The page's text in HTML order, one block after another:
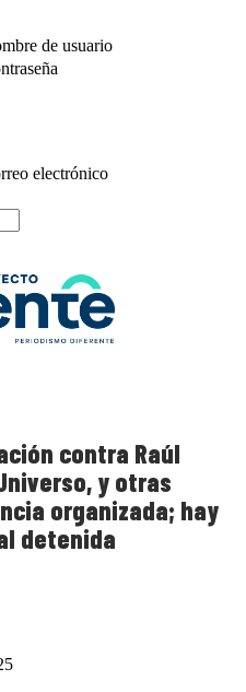
de usuario
electrónico
contra Raúl
y otras
organizada; hay
detenida